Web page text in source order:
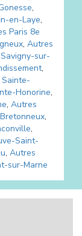
,
en-Laye,
Paris 8e
, Autres
Savigny-sur-
,
Sainte-
Honorine,
, Autres
,
,
Saint-
, Autres
sur-Marne